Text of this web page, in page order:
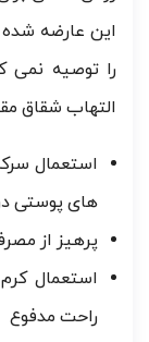
این عارضه
را توصیه نمی
التهاب شقاق
استعمال
های پوستی
پرهیز از
استعمال
راحت مدفوع